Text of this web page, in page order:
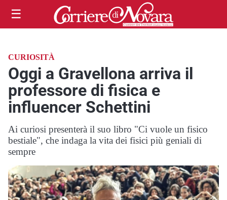
☰
CURIOSITÀ
Oggi a Gravellona arriva il
professore di fisica e
influencer Schettini
Ai curiosi presenterà il suo libro "Ci vuole un fisico
bestiale", che indaga la vita dei fisici più geniali di
sempre